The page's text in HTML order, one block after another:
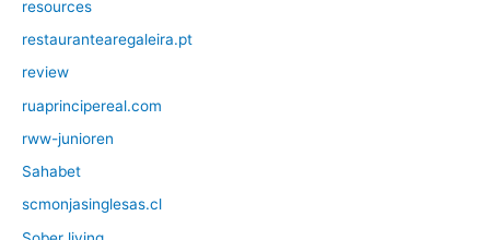
resources
restaurantearegaleira.pt
review
ruaprincipereal.com
rww-junioren
Sahabet
scmonjasinglesas.cl